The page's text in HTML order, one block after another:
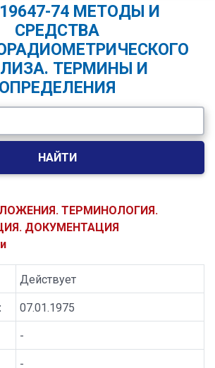
74 МЕТОДЫ И
СРЕДСТВА
ТЕРМИНЫ И
ОПРЕДЕЛЕНИЯ
НАЙТИ
ТЕРМИНОЛОГИЯ.
ДОКУМЕНТАЦИЯ
Действует
07.01.1975
-
-